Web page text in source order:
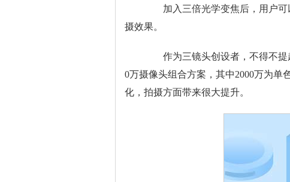
加入三倍光学变焦后，用户可
摄效果。
作为三镜头创设者，不得不提起
0万摄像头组合方案，其中2000万为单
化，拍摄方面带来很大提升。